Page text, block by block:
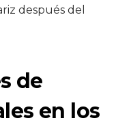
después del
de
en los